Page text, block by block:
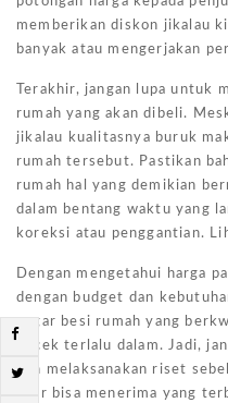
memberikan diskon jikalau
banyak atau mengerjakan
Terakhir, jangan lupa untuk
rumah yang akan dibeli.
jikalau kualitasnya buruk
rumah tersebut. Pastikan
rumah hal yang demikian
dalam bentang waktu yang
koreksi atau penggantian.
Dengan mengetahui harga
dengan budget dan
pagar besi rumah yang
kocek terlalu dalam. Jadi,
dan melaksanakan riset
agar bisa menerima yang